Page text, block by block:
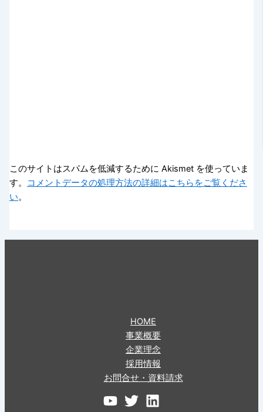
このサイトはスパムを低減するために Akismet を使っていま
す。
コメントデータの処理方法の詳細はこちらをご覧くださ
い。
HOME
事業概要
企業理念
採用情報
お問合せ・資料請求